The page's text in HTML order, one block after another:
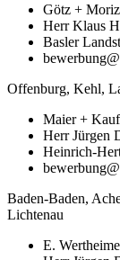
Götz +
Herr Klaus
Basler
Offenburg, Kehl,
Maier +
Herr Jürgen
Heinrich-
Baden-Baden,
Lichtenau
E.